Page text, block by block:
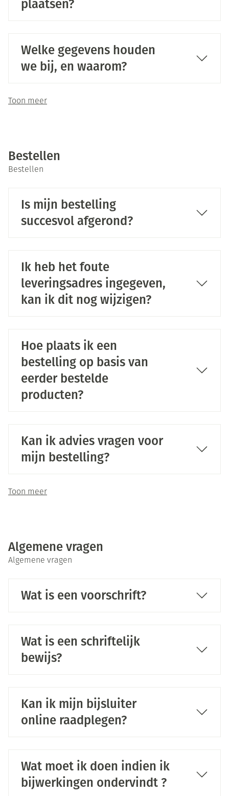
plaatsen?
Welke gegevens houden
we bij, en waarom?
Toon meer
Bestellen
Bestellen
Is mijn bestelling
succesvol afgerond?
Ik heb het foute
leveringsadres ingegeven,
kan ik dit nog wijzigen?
Hoe plaats ik een
bestelling op basis van
eerder bestelde
producten?
Kan ik advies vragen voor
mijn bestelling?
Toon meer
Algemene vragen
Algemene vragen
Wat is een voorschrift?
Wat is een schriftelijk
bewijs?
Kan ik mijn bijsluiter
online raadplegen?
Wat moet ik doen indien ik
bijwerkingen ondervindt ?